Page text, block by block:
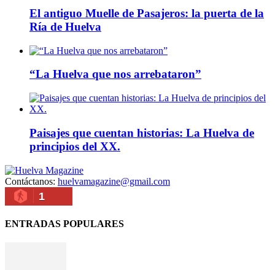
El antiguo Muelle de Pasajeros: la puerta de la
Ría de Huelva
“La Huelva que nos arrebataron”
Paisajes que cuentan historias: La Huelva de
principios del XX.
Contáctanos: huelvamagazine@gmail.com
1
ENTRADAS POPULARES